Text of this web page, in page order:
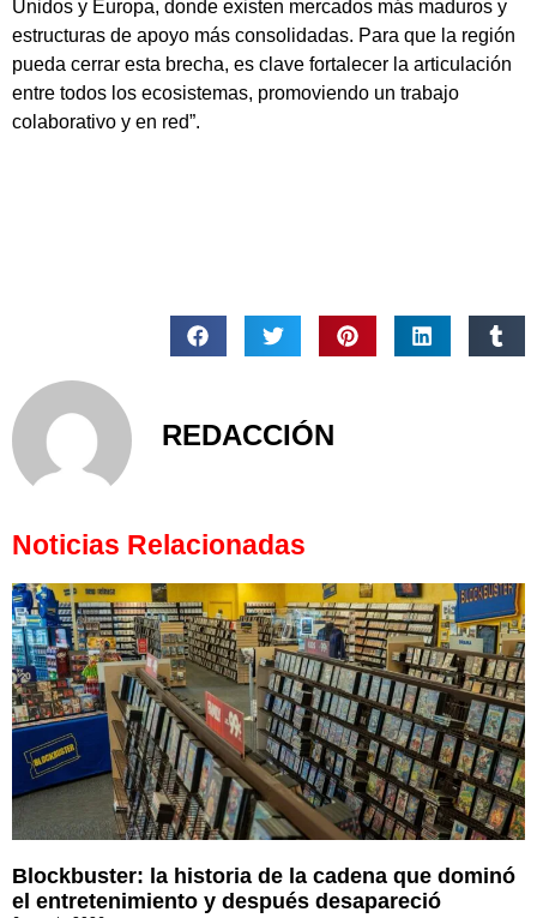
Unidos y Europa, donde existen mercados más maduros y
estructuras de apoyo más consolidadas. Para que la región
pueda cerrar esta brecha, es clave fortalecer la articulación
entre todos los ecosistemas, promoviendo un trabajo
colaborativo y en red”.
REDACCIÓN
Noticias Relacionadas
Blockbuster: la historia de la cadena que dominó
el entretenimiento y después desapareció